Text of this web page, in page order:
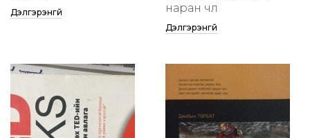
Дэлгэрэнгүй
наран чөлөө
Дэлгэрэнгүй